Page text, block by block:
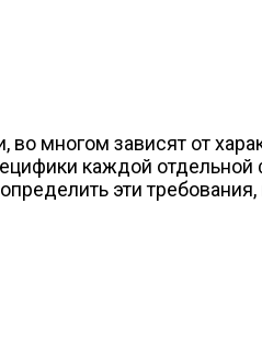
многом зависят от
каждой
эти